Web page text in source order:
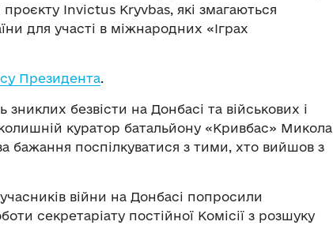
Invictus Kryvbas, які змагаються
для участі в міжнародних «Іграх
Президента.
безвісти на Донбасі та військових і
куратор батальйону «Кривбас» Микола
бажання поспілкуватися з тими, хто вийшов з
війни на Донбасі попросили
секретаріату постійної Комісії з розшуку